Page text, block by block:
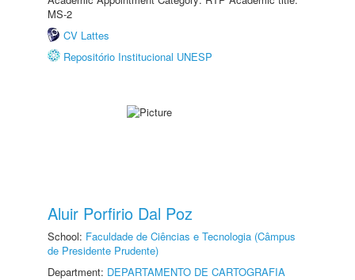
MS-2
CV Lattes
Repositório Institucional UNESP
Aluir Porfirio Dal Poz
School: Faculdade de Ciências e Tecnologia (Câmpus
de Presidente Prudente)
Department: DEPARTAMENTO DE CARTOGRAFIA